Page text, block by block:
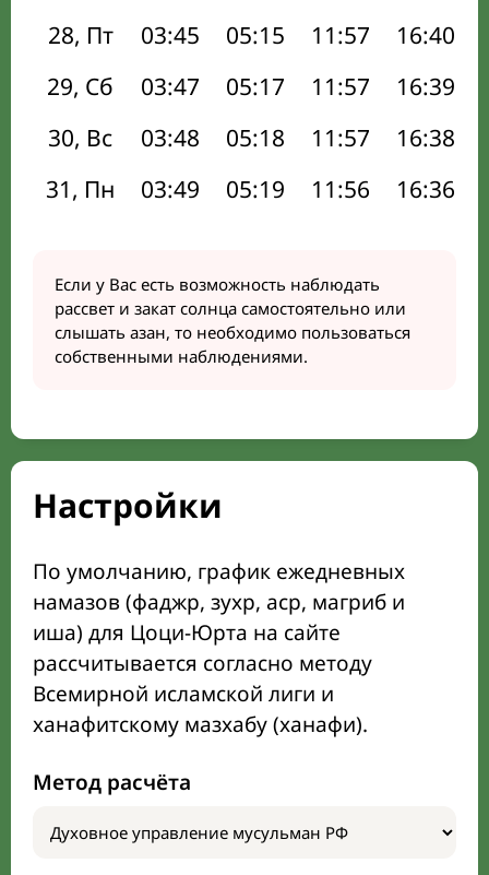
28, Пт
03:45 05:15 11:57 16:40
29, Сб
03:47 05:17 11:57 16:39
30, Вс
03:48 05:18 11:57 16:38
31, Пн
03:49 05:19 11:56 16:36
Если у Вас есть возможность наблюдать
рассвет и закат солнца самостоятельно или
слышать азан, то необходимо пользоваться
собственными наблюдениями.
Настройки
По умолчанию, график ежедневных
намазов (фаджр, зухр, аср, магриб и
иша) для Цоци-Юрта на сайте
рассчитывается согласно методу
Всемирной исламской лиги и
ханафитскому мазхабу (ханафи).
Метод расчёта